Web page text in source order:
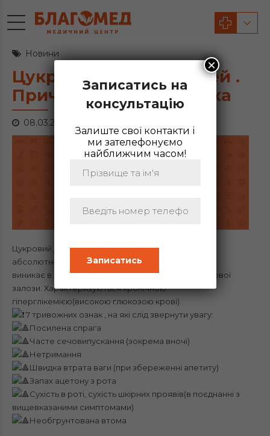
Новини
Цукровий діабет у дітей .
Причини та діагностика
08.03.2024
Цукровий діабет — це аутоімунне захворювання з
абсолютною недостатністю гормону інсуліну, яке
виникає в наслідок загибелі бета-клітин підшлункової
залози. Характеризуються хронічною
гіперглікемією(високою глюкозою крові).
7 тривожних ознак , на які слід звернути увагу:
Посилена спрага
Часте сечовипускання (зокрема вночі)
Нетримання
Швидка втрата ваги (при збереженні апетиту)
Запах ацетону з рота
Сухість в роті, сухість шкірних проявів(в поєднанні з
вищевказаними симптомами)
Необгрунтована втома
Записатись на
консультацію
Залиште свої контакти і
ми зателефонуємо
найближчим часом!
×